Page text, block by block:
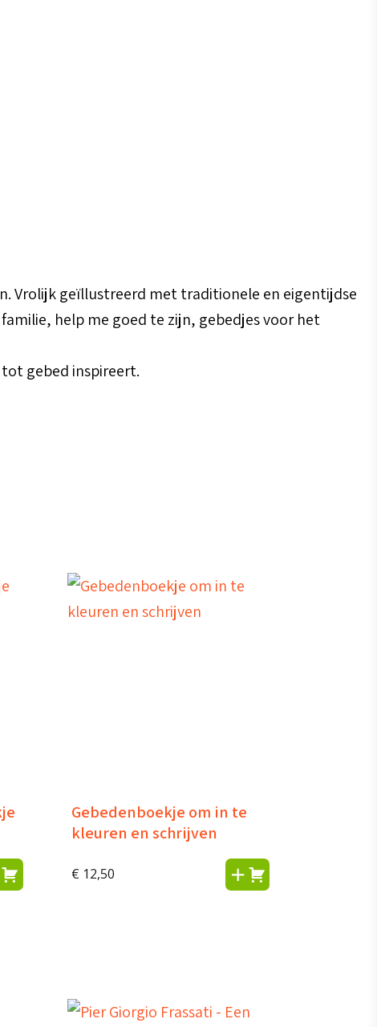
Vrolijk geïllustreerd met traditionele en eigentijdse
help me goed te zijn, gebedjes voor het
gebed inspireert.
Gebedenboekje om in te
kleuren en schrijven
€ 12,50